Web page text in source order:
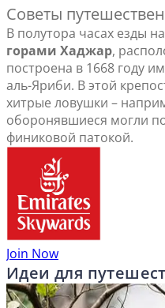
Советы
В полутора часах езды
горами Хаджар,
построена в 1668 году
аль-Яриби. В этой
хитрые ловушки –
оборонявшиеся могли
финиковой патокой.
Join Now
Идеи для